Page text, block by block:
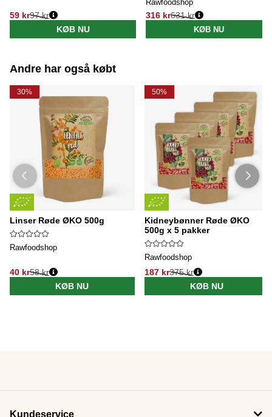
59 kr
Normalpris:
97 kr
KØB NU
Rawfoodshop
316 kr
Normalpris:
631 kr
KØB NU
Andre har også købt
30%
Linser Røde ØKO 500g
Rawfoodshop
40 kr58 kr
KØB NU
50%
Kidneybønner Røde ØKO
500g x 5 pakker
Rawfoodshop
187 kr375 kr
KØB NU
Kundeservice